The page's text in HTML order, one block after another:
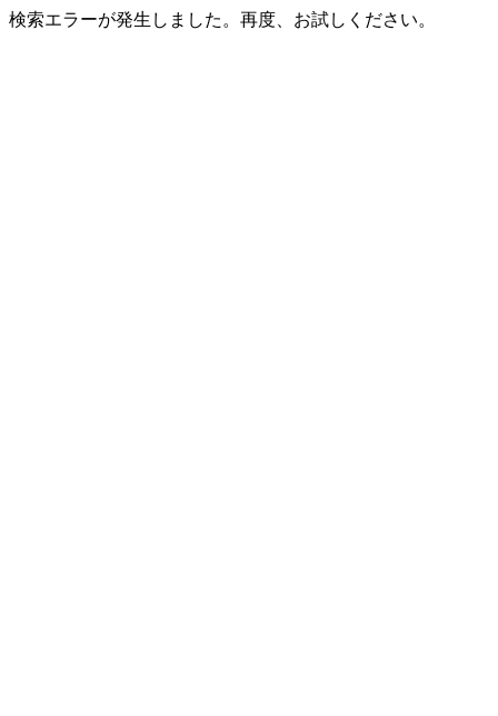
検索エラーが発生しました。再度、お試しください。